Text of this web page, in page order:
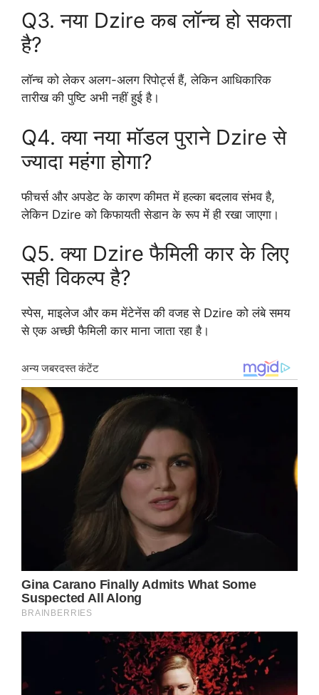
Q3. नया Dzire कब लॉन्च हो सकता
है?
लॉन्च को लेकर अलग-अलग रिपोर्ट्स हैं, लेकिन आधिकारिक
तारीख की पुष्टि अभी नहीं हुई है।
Q4. क्या नया मॉडल पुराने Dzire से
ज्यादा महंगा होगा?
फीचर्स और अपडेट के कारण कीमत में हल्का बदलाव संभव है,
लेकिन Dzire को किफायती सेडान के रूप में ही रखा जाएगा।
Q5. क्या Dzire फैमिली कार के लिए
सही विकल्प है?
स्पेस, माइलेज और कम मेंटेनेंस की वजह से Dzire को लंबे समय
से एक अच्छी फैमिली कार माना जाता रहा है।